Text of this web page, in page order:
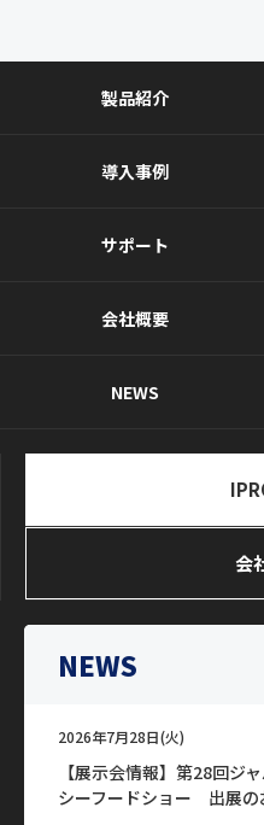
製品紹介
導入事例
サポート
会社概要
NEWS
会
NEWS
2026年7月28日(火)
【展示会情報】第28回ジ
シーフードショー 出展の